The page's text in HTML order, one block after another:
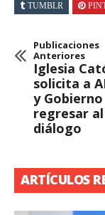
TUMBLR
Publicaciones
Anteriores
Iglesia
solicita a
y Gobierno
regresar al
diálogo
ARTÍCULOS